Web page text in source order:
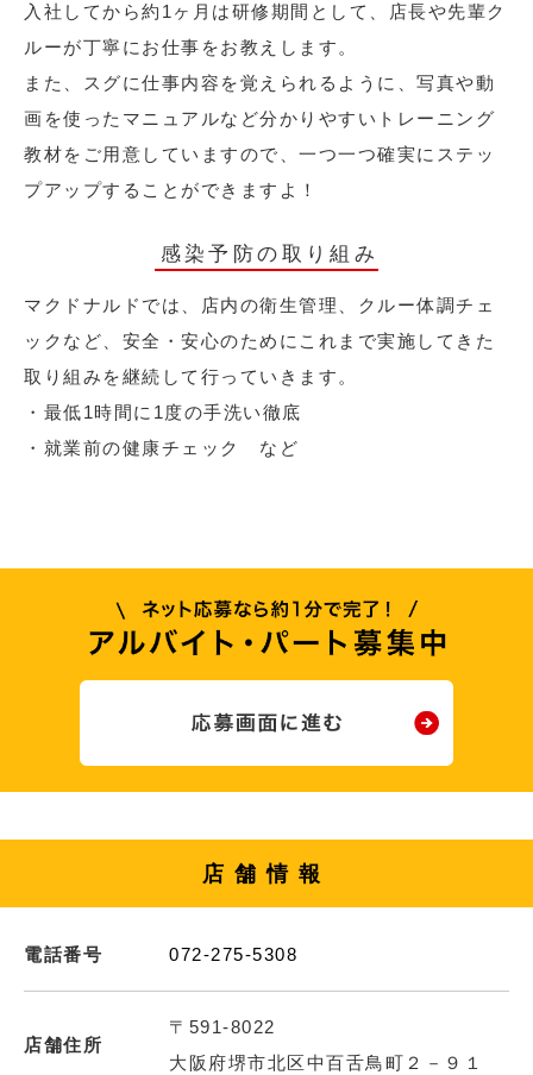
入社してから約1ヶ月は研修期間として、店長や先輩ク
ルーが丁寧にお仕事をお教えします。
また、スグに仕事内容を覚えられるように、写真や動
画を使ったマニュアルなど分かりやすいトレーニング
教材をご用意していますので、一つ一つ確実にステッ
プアップすることができますよ！
感染予防の取り組み
マクドナルドでは、店内の衛生管理、クルー体調チェ
ックなど、安全・安心のためにこれまで実施してきた
取り組みを継続して行っていきます。
・最低1時間に1度の手洗い徹底
・就業前の健康チェック など
店舗情報
電話番号 072-275-5308
店舗住所
〒591-8022
大阪府堺市北区中百舌鳥町２－９１